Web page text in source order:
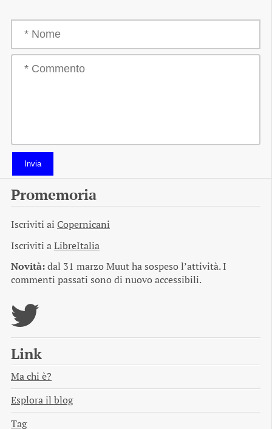
Invia
Promemoria
Iscriviti ai Copernicani
Iscriviti aLibreItalia
Novità:dal 31 marzo Muut ha sospeso l’attività. I
commenti passati sono di nuovo accessibili.
Link
Ma chi è?
Esplora il blog
Tag